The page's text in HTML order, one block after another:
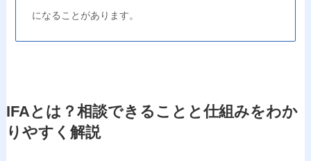
になることがあります。
IFAとは？相談できることと仕組みをわか
りやすく解説